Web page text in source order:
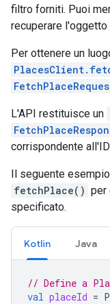
filtro forniti. Puoi
recuperare l'oggetto
Per ottenere un
L'API restituisce un
corrispondente
Il seguente
fetchPlace() per
specificato.
Kotlin Java
// Define a
val placeId =